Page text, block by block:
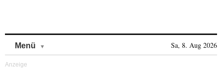
Menü Sa, 8. Aug 2026